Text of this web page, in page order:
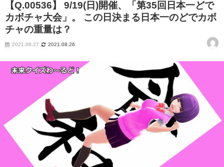
【Q.00536】 9/19(日)開催、「第35回日本一どで
カボチャ大会」。 この日決まる日本一のどでカボ
チャの重量は？
2021.08.27 2021.08.26